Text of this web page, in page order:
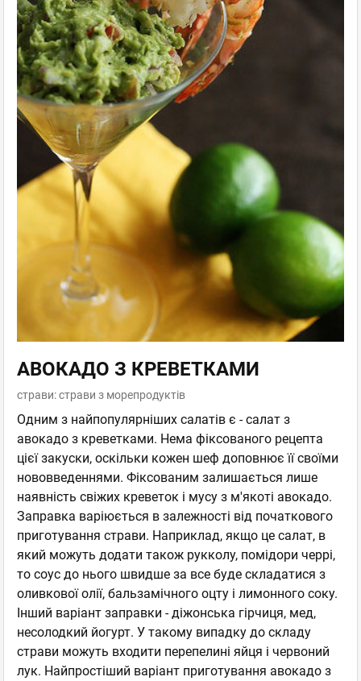
АВОКАДО З КРЕВЕТКАМИ
страви: страви з морепродуктів
Одним з найпопулярніших салатів є - салат з
авокадо з креветками. Нема фіксованого рецепта
цієї закуски, оскільки кожен шеф доповнює її своїми
нововведеннями. Фіксованим залишається лише
наявність свіжих креветок і мусу з м'якоті авокадо.
Заправка варіюється в залежності від початкового
приготування страви. Наприклад, якщо це салат, в
який можуть додати також рукколу, помідори черрі,
то соус до нього швидше за все буде складатися з
оливкової олії, бальзамічного оцту і лимонного соку.
Інший варіант заправки - діжонська гірчиця, мед,
несолодкий йогурт. У такому випадку до складу
страви можуть входити перепелині яйця і червоний
лук. Найпростіший варіант приготування авокадо з